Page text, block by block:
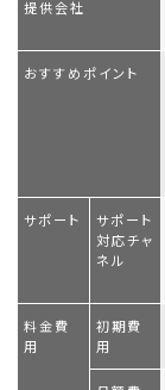
提供会社
おすすめポイント
サポート
サポート
対応チャ
ネル
料金費
用
初期費
用